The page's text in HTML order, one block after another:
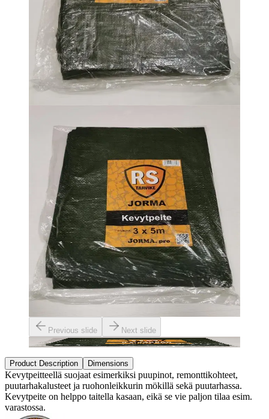
Previous slide Next slide
Product Description Dimensions
Kevytpeitteellä suojaat esimerkiksi puupinot, remonttikohteet,
puutarhakalusteet ja ruohonleikkurin mökillä sekä puutarhassa.
Kevytpeite on helppo taitella kasaan, eikä se vie paljon tilaa esim.
varastossa.